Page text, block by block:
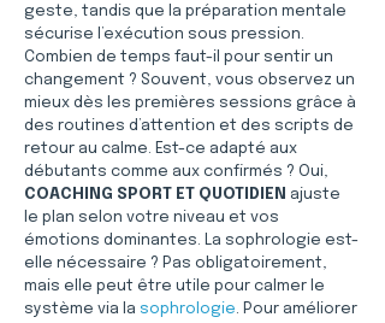
geste, tandis que la préparation mentale
sécurise l’exécution sous pression.
Combien de temps faut-il pour sentir un
changement ? Souvent, vous observez un
mieux dès les premières sessions grâce à
des routines d’attention et des scripts de
retour au calme. Est-ce adapté aux
débutants comme aux confirmés ? Oui,
COACHING SPORT ET QUOTIDIEN ajuste
le plan selon votre niveau et vos
émotions dominantes. La sophrologie est-
elle nécessaire ? Pas obligatoirement,
mais elle peut être utile pour calmer le
système via la sophrologie. Pour améliorer